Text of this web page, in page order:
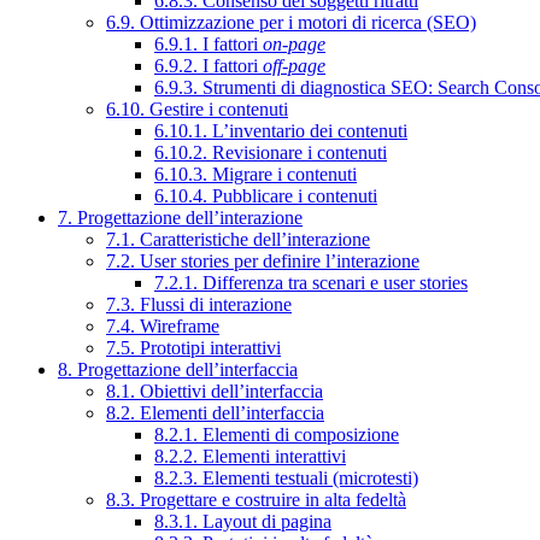
6.9. Ottimizzazione per i motori di ricerca (SEO)
6.9.1. I fattori on-page
6.9.2. I fattori off-page
6.9.3. Strumenti di diagnostica SEO: Search
6.10. Gestire i contenuti
6.10.1. L’inventario dei contenuti
6.10.2. Revisionare i contenuti
6.10.3. Migrare i contenuti
6.10.4. Pubblicare i contenuti
7. Progettazione dell’interazione
7.1. Caratteristiche dell’interazione
7.2. User stories per definire l’interazione
7.2.1. Differenza tra scenari e user stories
7.3. Flussi di interazione
7.4. Wireframe
7.5. Prototipi interattivi
8. Progettazione dell’interfaccia
8.1. Obiettivi dell’interfaccia
8.2. Elementi dell’interfaccia
8.2.1. Elementi di composizione
8.2.2. Elementi interattivi
8.2.3. Elementi testuali (microtesti)
8.3. Progettare e costruire in alta fedeltà
8.3.1. Layout di pagina